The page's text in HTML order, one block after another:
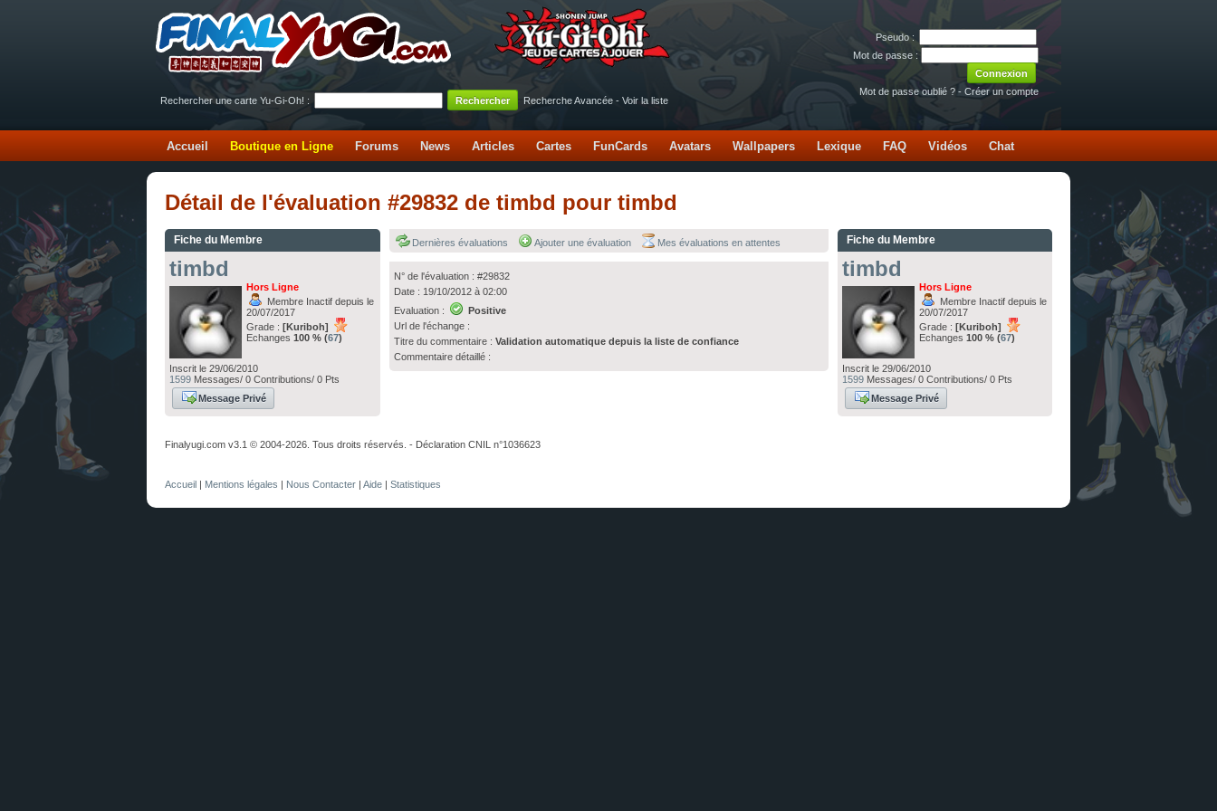
Pseudo :
Mot de passe :
Mot de passe oublié ? - Créer un compte
Rechercher une carte Yu-Gi-Oh! :
Recherche Avancée - Voir la liste
Accueil Boutique en Ligne Forums News Articles Cartes FunCards Avatars Wallpapers Lexique FAQ Vidéos Chat
Détail de l'évaluation #29832 de timbd pour timbd
Fiche du Membre
timbd
Hors Ligne
Membre Inactif depuis le
20/07/2017
Grade : [Kuriboh]
Echanges 100 % (67)
Inscrit le 29/06/2010
1599 Messages/ 0 Contributions/ 0 Pts
Message Privé
Dernières évaluations Ajouter une évaluation Mes évaluations en attentes
N° de l'évaluation : #29832
Date : 19/10/2012 à 02:00
Evaluation :
Positive
Url de l'échange :
Titre du commentaire : Validation automatique depuis la liste de confiance
Commentaire détaillé :
Fiche du Membre
timbd
Hors Ligne
Membre Inactif depuis le
20/07/2017
Grade : [Kuriboh]
Echanges 100 % (67)
Inscrit le 29/06/2010
1599Messages/ 0 Contributions/ 0 Pts
Message Privé
Finalyugi.com v3.1 © 2004-2026. Tous droits réservés. - Déclaration CNIL n°1036623
Accueil | Mentions légales | Nous Contacter | Aide | Statistiques